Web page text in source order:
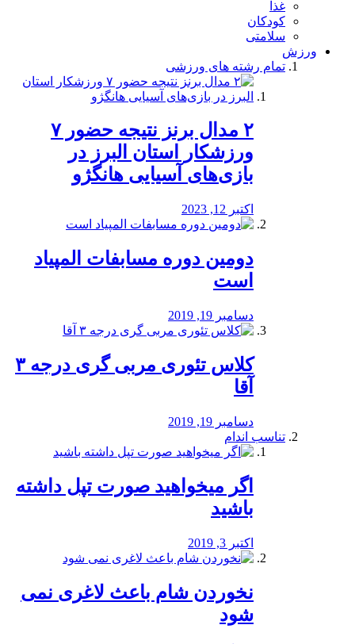
غذا
کودکان
سلامتی
ورزش
تمام رشته های ورزشی
۲ مدال برنز نتیجه حضور ۷
ورزشکار استان البرز در
بازی‌های آسیایی هانگژو
اکتبر 12, 2023
دومین دوره مسابفات المپیاد
است
دسامبر 19, 2019
کلاس تئوری مربی گری درجه ۳
آقا
دسامبر 19, 2019
تناسب اندام
اگر میخواهید صورت تپل داشته
باشید
اکتبر 3, 2019
نخوردن شام باعث لاغری نمی
‌شود